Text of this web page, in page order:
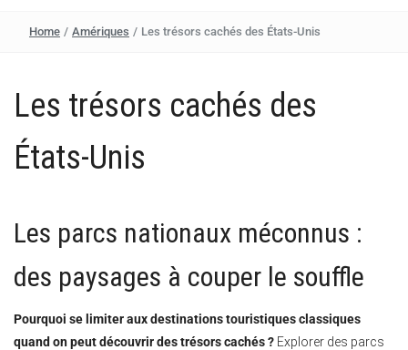
Home / Amériques / Les trésors cachés des États-Unis
Les trésors cachés des
États-Unis
Les parcs nationaux méconnus :
des paysages à couper le souffle
Pourquoi se limiter aux destinations touristiques classiques
quand on peut découvrir des trésors cachés ? Explorer des parcs